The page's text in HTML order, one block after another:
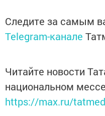
Следите за самым
Telegram-канале
Читайте новости
национальном
https://max.ru/